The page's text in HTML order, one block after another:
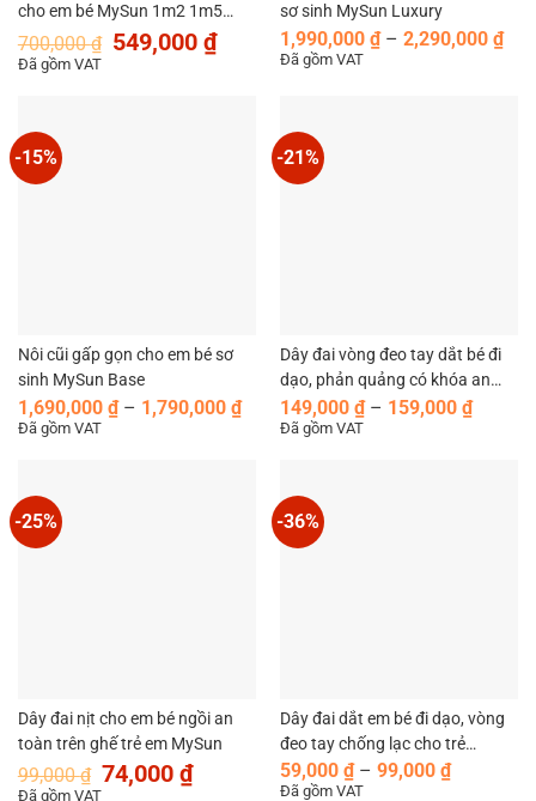
cho em bé MySun 1m2 1m5
1m8 1m9 2m 2m2
700,000₫ Giá
gốc
549,000 ₫Giá
hiện
Đã gồm VAT
sơ sinh MySun Luxury
1,990,000 ₫ – 2,290,000 ₫
giá:
Đã gồm VAT
-15%
Nôi cũi gấp gọn cho em bé sơ
sinh MySun Base
1,690,000 ₫ – 1,790,000 ₫Khoảng
giá:
1,790,000 ₫
Đã gồm VAT
-21%
Dây đai vòng đeo tay dắt bé đi
dạo, phản quảng có khóa an
toàn chống lạc cho trẻ em
MySun
149,000 ₫ – 159,000 ₫Khoảng
giá:
Đã gồm VAT
-25%
Dây đai nịt cho em bé ngồi an
toàn trên ghế trẻ em MySun
99,000₫ Giá
gốc
74,000 ₫Giá
hiện
Đã gồm VAT
-36%
Dây đai dắt em bé đi dạo, vòng
đeo tay chống lạc cho trẻ
MySun.
59,000 ₫ – 99,000 ₫Khoảng
Đã gồm VAT